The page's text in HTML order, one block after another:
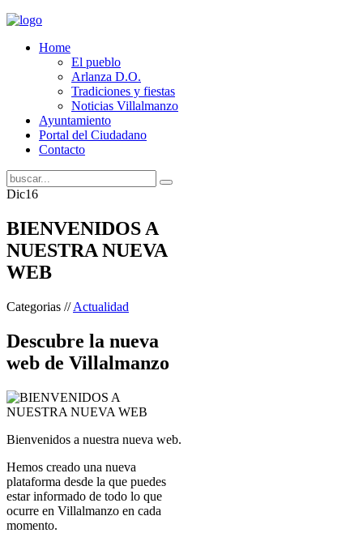
Home
El pueblo
Arlanza D.O.
Tradiciones y fiestas
Noticias Villalmanzo
Ayuntamiento
Portal del Ciudadano
Contacto
Dic16
BIENVENIDOS A
NUESTRA NUEVA
WEB
Categorias //Actualidad
Descubre la nueva
web de Villalmanzo
Bienvenidos a nuestra nueva web.
Hemos creado una nueva
plataforma desde la que puedes
estar informado de todo lo que
ocurre en Villalmanzo en cada
momento.